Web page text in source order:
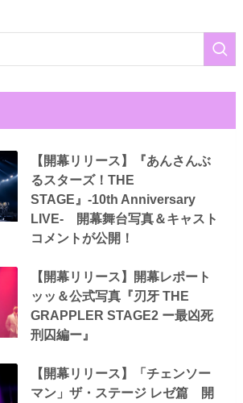
【開幕リリース】『あんさんぶ
るスターズ！THE
STAGE』-10th Anniversary
LIVE- 開幕舞台写真＆キャスト
コメントが公開！
【開幕リリース】開幕レポート
ッッ＆公式写真『刃牙 THE
GRAPPLER STAGE2 ー最凶死
刑囚編ー』
【開幕リリース】「チェンソー
マン」ザ・ステージ レゼ篇 開